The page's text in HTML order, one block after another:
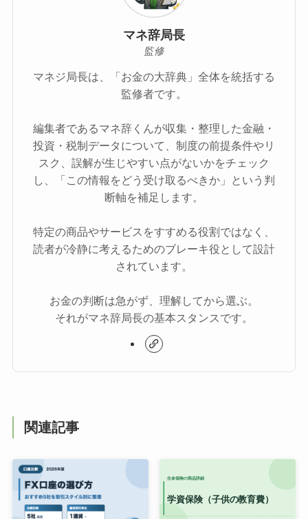
マネ辞局長
監修
マネジ局長は、「お金の大辞典」全体を統括する
監修者です。
編集者であるマネ辞くんが収集・整理した金融・
投資・税制データについて、制度の前提条件やリ
スク、誤解が生じやすい点がないかをチェック
し、「この情報をどう受け取るべきか」という判
断軸を補足します。
特定の商品やサービスをすすめる役割ではなく、
読者が冷静に考えるためのブレーキ役として設計
されています。
お金の判断は急がず、理解してから選ぶ。
それがマネ辞局長の基本スタンスです。
関連記事